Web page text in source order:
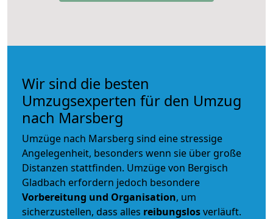
Wir sind die besten
Umzugsexperten für den Umzug
nach Marsberg
Umzüge nach Marsberg sind eine stressige
Angelegenheit, besonders wenn sie über große
Distanzen stattfinden. Umzüge von Bergisch
Gladbach erfordern jedoch besondere
Vorbereitung und Organisation, um
sicherzustellen, dass alles reibungslosverläuft.